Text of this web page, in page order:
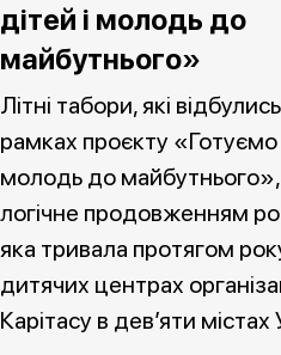
дітей і молодь до
майбутнього»
Літні табори, які
рамках проєкту «Готуємо
молодь до
логічне продовженням
яка тривала протягом
дитячих центрах
Карітасу в дев’яти містах